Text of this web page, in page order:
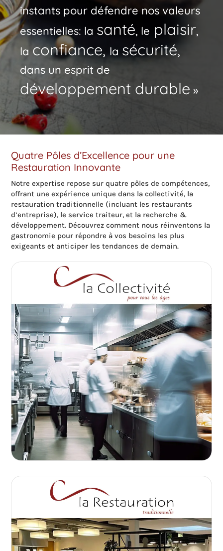
instants pour défendre nos valeurs
essentielles: la santé, le plaisir,
la confiance, la sécurité,
dans un esprit de
développement durable »
Quatre Pôles d’Excellence pour une
Restauration Innovante
Notre expertise repose sur quatre pôles de compétences,
offrant une expérience unique dans la collectivité, la
restauration traditionnelle (incluant les restaurants
d’entreprise), le service traiteur, et la recherche &
développement. Découvrez comment nous réinventons la
gastronomie pour répondre à vos besoins les plus
exigeants et anticiper les tendances de demain.
Que ce soit pour une garderie, une école,
une entreprise ou un EMS, nos menus sont
conçus pour plaire à chacun.
Nos cuisines professionnelles fournissent
plus de 5000 repas journaliers.
Découvrez une offre variée et équilibrée,